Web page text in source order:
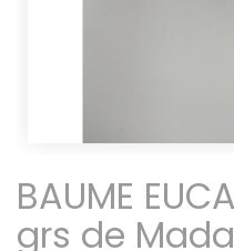
BAUME
grs de